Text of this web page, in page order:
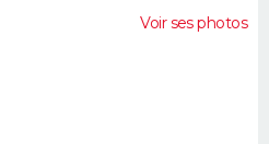
Voir ses photos